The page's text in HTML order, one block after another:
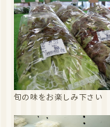
旬の味をお楽しみ下さい